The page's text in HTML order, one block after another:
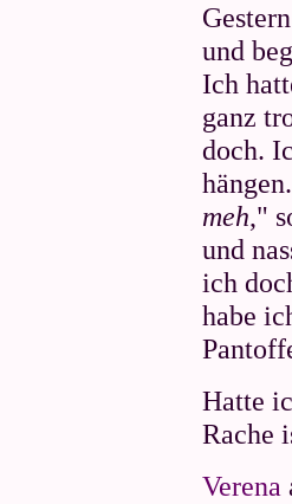
und
Ich
ganz
doch.
meh,"
und
ich
habe
Hatte
Rache
Verena